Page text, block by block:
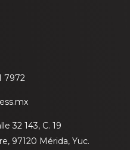
7972
32 143, C. 19
97120 Mérida, Yuc.